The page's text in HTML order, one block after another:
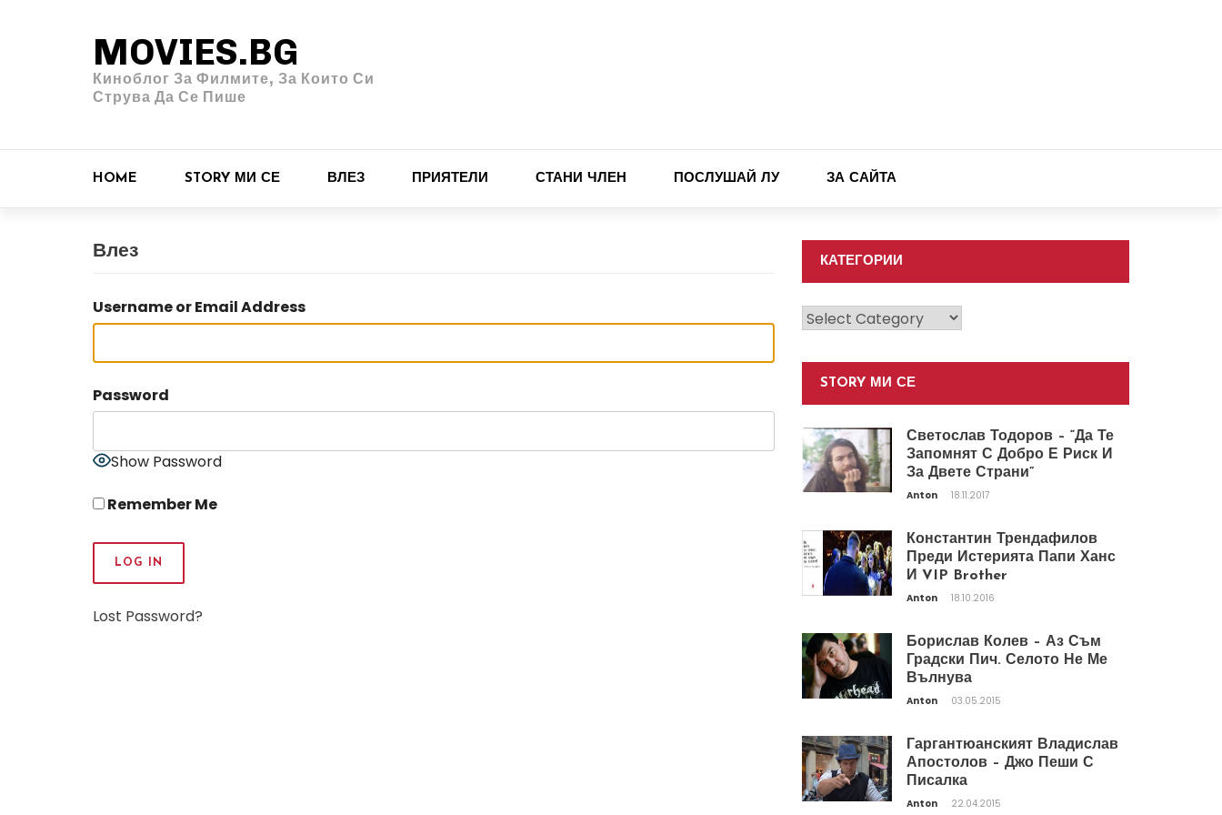
MOVIES.BG
Киноблог За Филмите, За Които Си
Струва Да Се Пише
HOME STORY МИ СЕ ВЛЕЗ ПРИЯТЕЛИ СТАНИ ЧЛЕН ПОСЛУШАЙ ЛУ ЗА САЙТА
Влез
Username or Email Address
Password
Show Password
Remember Me
Lost Password?
КАТЕГОРИИ
Категории
STORY МИ СЕ
Светослав Тодоров – “Да Те
Запомнят С Добро Е Риск И
За Двете Страни”
Anton 18.11.2017
Константин Трендафилов
Преди Истерията Папи Ханс
И VIP Brother
Anton 18.10.2016
Борислав Колев – Аз Съм
Градски Пич. Селото Не Ме
Вълнува
Anton 03.05.2015
Гаргантюанският Владислав
Апостолов – Джо Пеши С
Писалка
Anton 22.04.2015